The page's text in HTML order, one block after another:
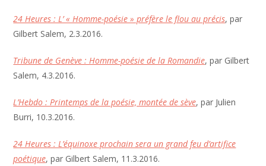
24 Heures : L’ « Homme-poésie » préfère le flou au précis, par
Gilbert Salem, 2.3.2016.
Tribune de Genève : Homme-poésie de la Romandie, par Gilbert
Salem, 4.3.2016.
L’Hebdo : Printemps de la poésie, montée de sève, par Julien
Burri, 10.3.2016.
24 Heures : L’équinoxe prochain sera un grand feu d’artifice
poétique, par Gilbert Salem, 11.3.2016.